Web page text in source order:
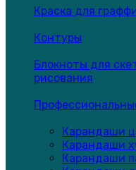
Краска для
Контуры
Блокноты для
рисования
Карандаши
Карандаши
Карандаши